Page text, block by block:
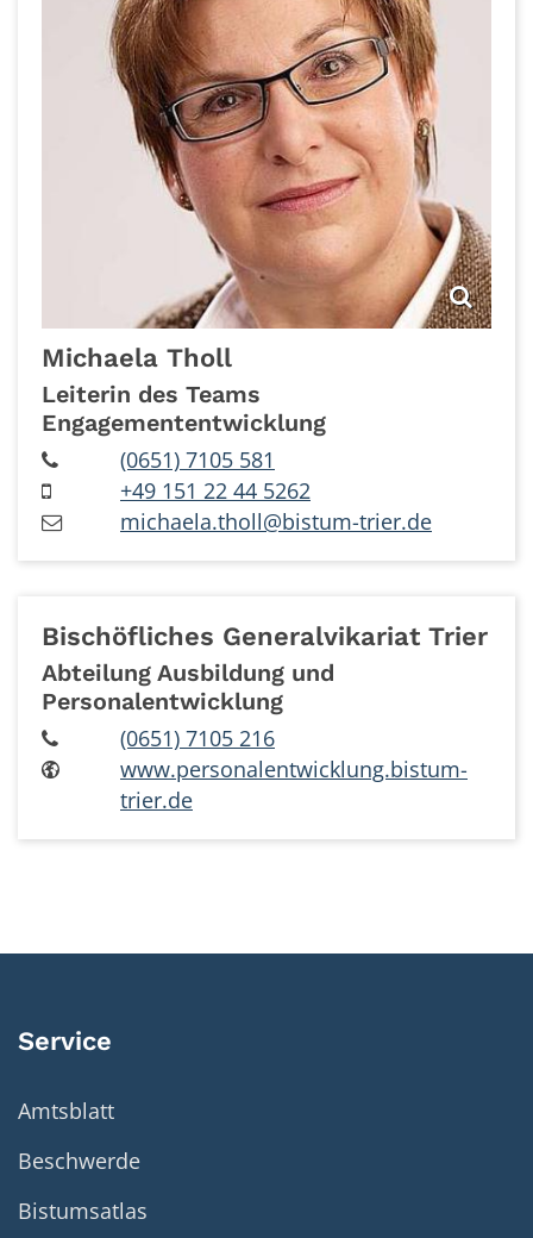
Michaela Tholl
Leiterin des Teams
Engagemententwicklung
(0651) 7105 581
+49 151 22 44 5262
michaela.tholl@bistum-trier.de
Bischöfliches Generalvikariat Trier
Abteilung Ausbildung und
Personalentwicklung
(0651) 7105 216
www.personalentwicklung.bistum-
trier.de
Service
Amtsblatt
Beschwerde
Bistumsatlas